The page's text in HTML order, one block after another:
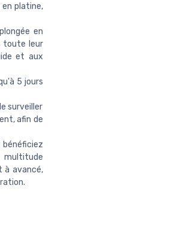
platine,
en
toute leur
et aux
5 jours
surveiller
afin de
bénéficiez
multitude
à avancé,